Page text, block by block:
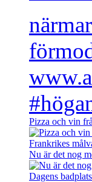
Pizza och vin
Frankrikes
Nu är det nog
Dagens